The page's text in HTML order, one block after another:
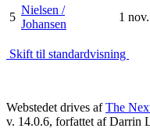
5
Nielsen /
Johansen
1
Skift til standardvisning
Webstedet drives afThe
v. 14.0.6, forfattet af Darrin